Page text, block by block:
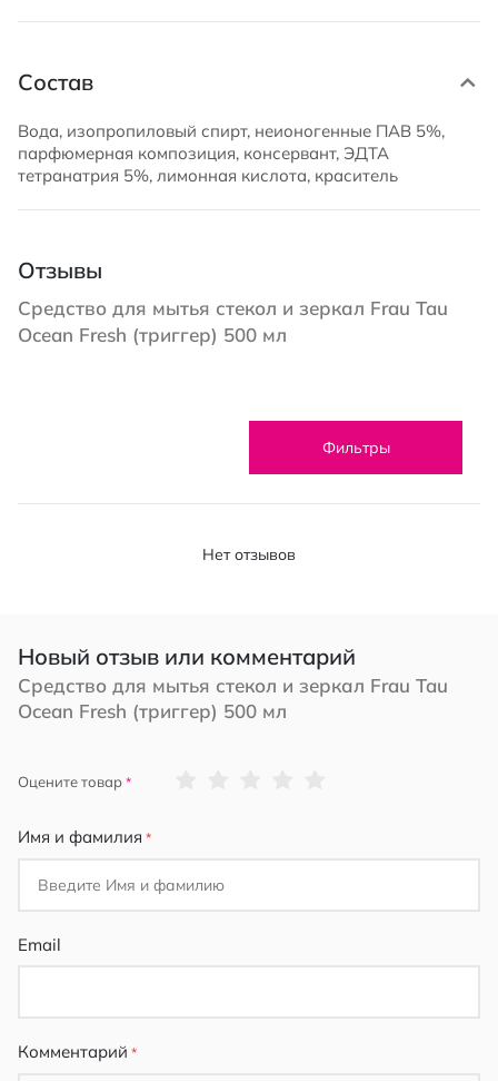
Состав
Вода, изопропиловый спирт, неионогенные ПАВ 5%,
парфюмерная композиция, консервант, ЭДТА
тетранатрия 5%, лимонная кислота, краситель
Отзывы
Средство для мытья стекол и зеркал Frau Tau
Ocean Fresh (триггер) 500 мл
Фильтры
Нет отзывов
Новый отзыв или комментарий
Средство для мытья стекол и зеркал Frau Tau
Ocean Fresh (триггер) 500 мл
Оцените товар
Имя и фамилия
Email
Комментарий